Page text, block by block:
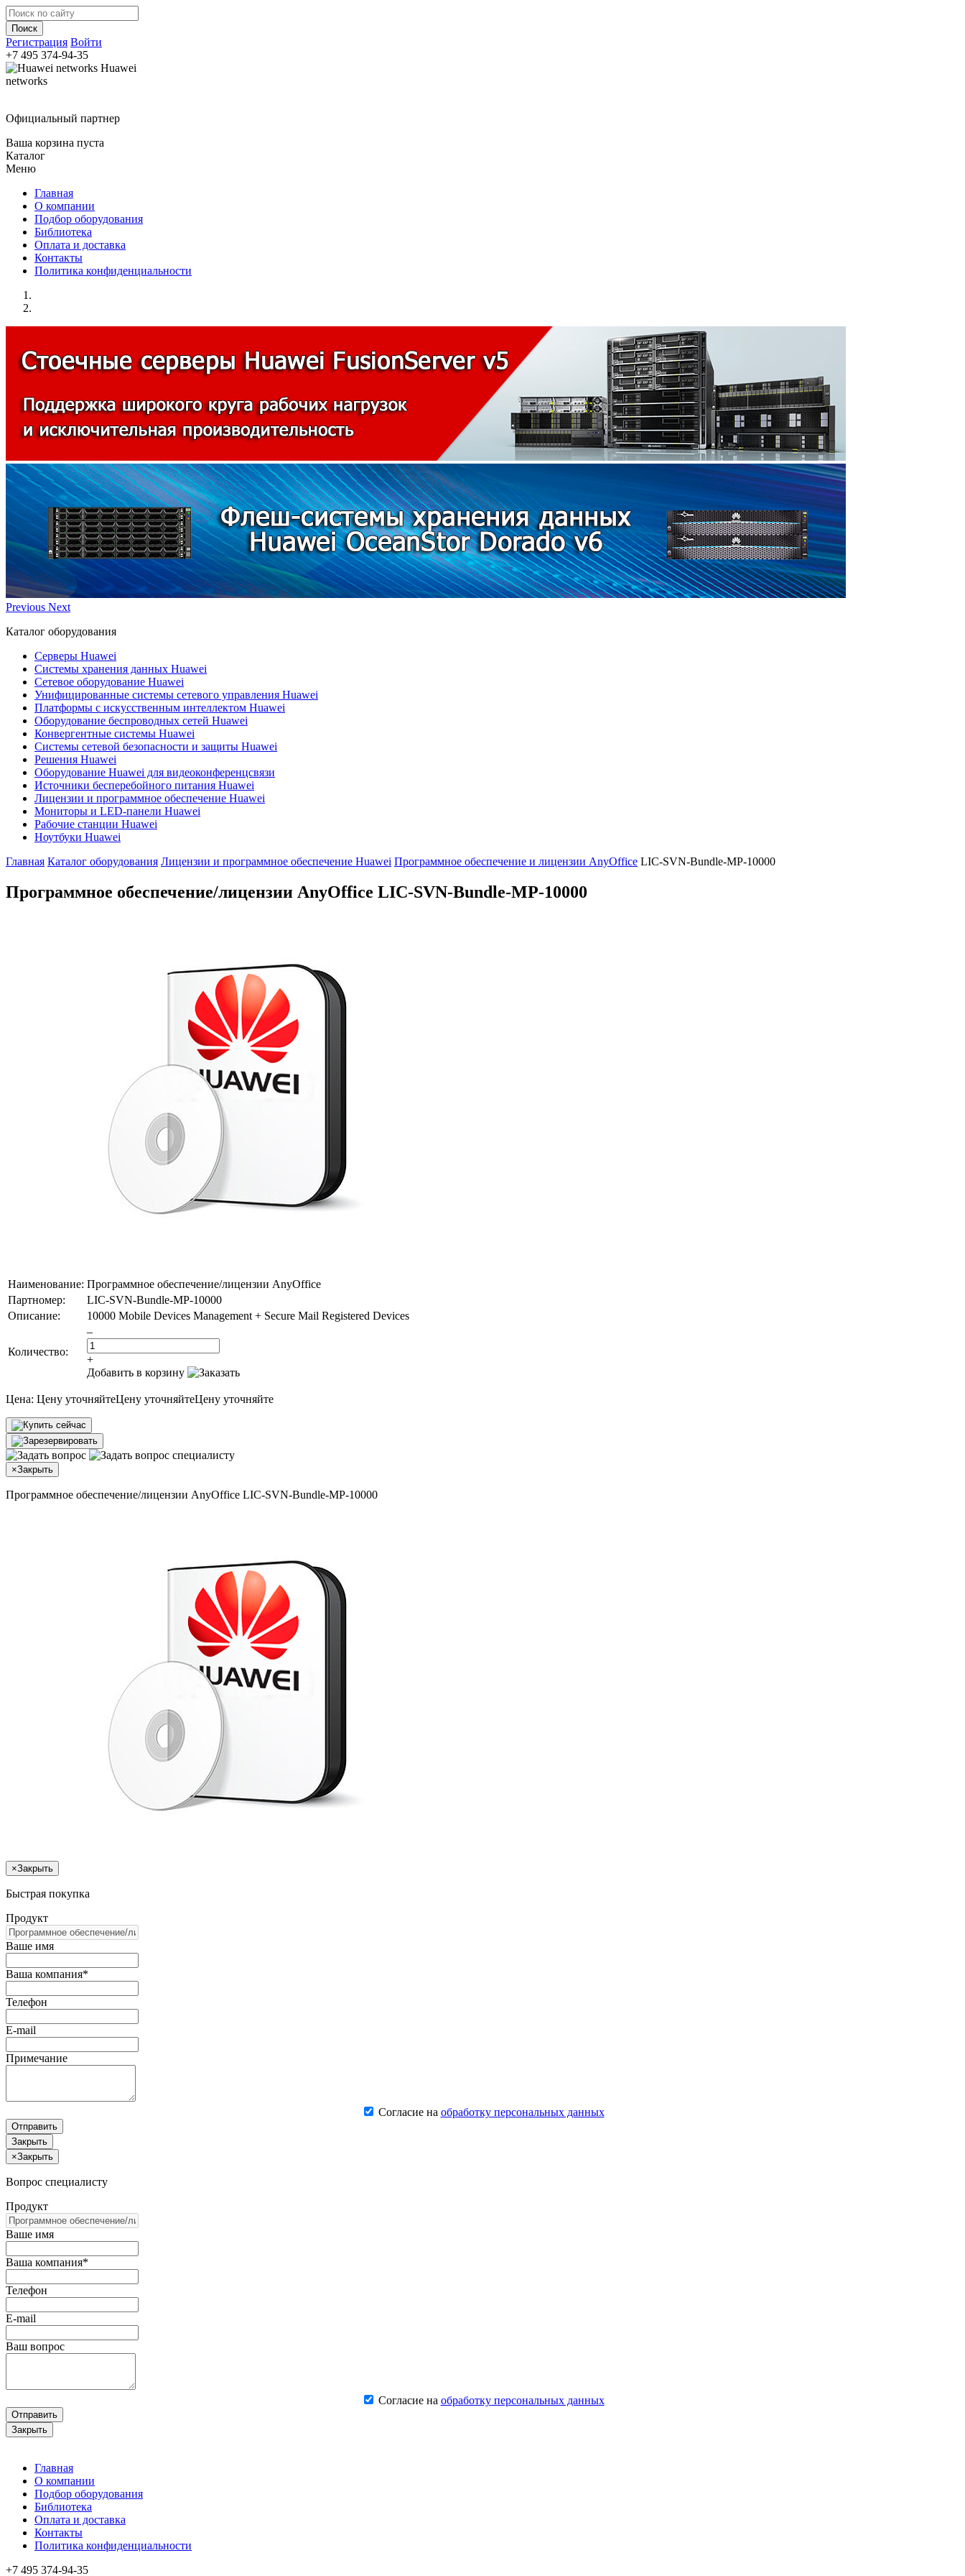
Регистрация Войти
+7 495 374-94-35
Huawei
networks
Официальный партнер
Ваша корзина пуста
Каталог
Меню
Главная
О компании
Подбор оборудования
Библиотека
Оплата и доставка
Контакты
Политика конфиденциальности
Previous Next
Каталог оборудования
Серверы Huawei
Системы хранения данных Huawei
Сетевое оборудование Huawei
Унифицированные системы сетевого управления Huawei
Платформы с искусственным интеллектом Huawei
Оборудование беспроводных сетей Huawei
Конвергентные системы Huawei
Системы сетевой безопасности и защиты Huawei
Решения Huawei
Оборудование Huawei для видеоконференцсвязи
Источники бесперебойного питания Huawei
Лицензии и программное обеспечение Huawei
Мониторы и LED-панели Huawei
Рабочие станции Huawei
Ноутбуки Huawei
Главная Каталог оборудования Лицензии и программное обеспечение Huawei Программное обеспечение и лицензии AnyOffice LIC-SVN-Bundle-MP-10000
Программное обеспечение/лицензии AnyOffice LIC-SVN-Bundle-MP-10000
Наименование: Программное обеспечение/лицензии AnyOffice
Партномер:
LIC-SVN-Bundle-MP-10000
Описание:
10000 Mobile Devices Management + Secure Mail Registered Devices
Количество:
–
+
Добавить в корзину
Цена: Цену уточняйтеЦену уточняйтеЦену уточняйте
×Закрыть
Программное обеспечение/лицензии AnyOffice LIC-SVN-Bundle-MP-10000
×Закрыть
Быстрая покупка
Продукт
Ваше имя
Ваша компания*
Телефон
E-mail
Примечание
Согласие на обработку персональных данных
Отправить
Закрыть
×Закрыть
Вопрос специалисту
Продукт
Ваше имя
Ваша компания*
Телефон
E-mail
Ваш вопрос
Согласие на обработку персональных данных
Отправить
Закрыть
Главная
О компании
Подбор оборудования
Библиотека
Оплата и доставка
Контакты
Политика конфиденциальности
+7 495 374-94-35